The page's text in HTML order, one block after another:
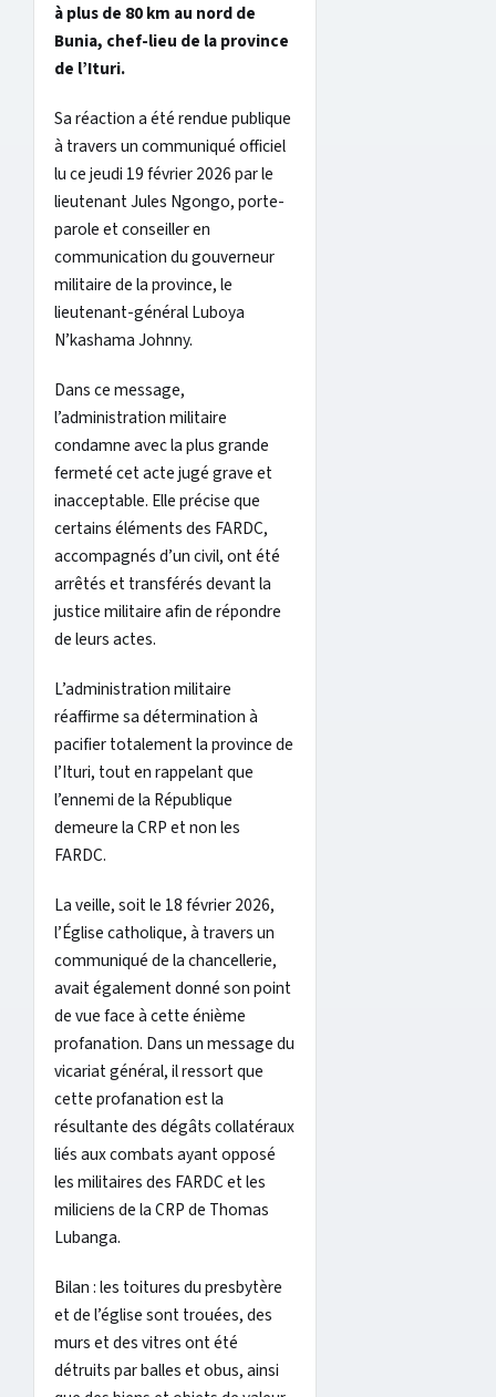
à plus de 80 km au nord de
Bunia, chef-lieu de la province
de l’Ituri.
Sa réaction a été rendue publique
à travers un communiqué officiel
lu ce jeudi 19 février 2026 par le
lieutenant Jules Ngongo, porte-
parole et conseiller en
communication du gouverneur
militaire de la province, le
lieutenant-général Luboya
N’kashama Johnny.
Dans ce message,
l’administration militaire
condamne avec la plus grande
fermeté cet acte jugé grave et
inacceptable. Elle précise que
certains éléments des FARDC,
accompagnés d’un civil, ont été
arrêtés et transférés devant la
justice militaire afin de répondre
de leurs actes.
L’administration militaire
réaffirme sa détermination à
pacifier totalement la province de
l’Ituri, tout en rappelant que
l’ennemi de la République
demeure la CRP et non les
FARDC.
La veille, soit le 18 février 2026,
l’Église catholique, à travers un
communiqué de la chancellerie,
avait également donné son point
de vue face à cette énième
profanation. Dans un message du
vicariat général, il ressort que
cette profanation est la
résultante des dégâts collatéraux
liés aux combats ayant opposé
les militaires des FARDC et les
miliciens de la CRP de Thomas
Lubanga.
Bilan : les toitures du presbytère
et de l’église sont trouées, des
murs et des vitres ont été
détruits par balles et obus, ainsi